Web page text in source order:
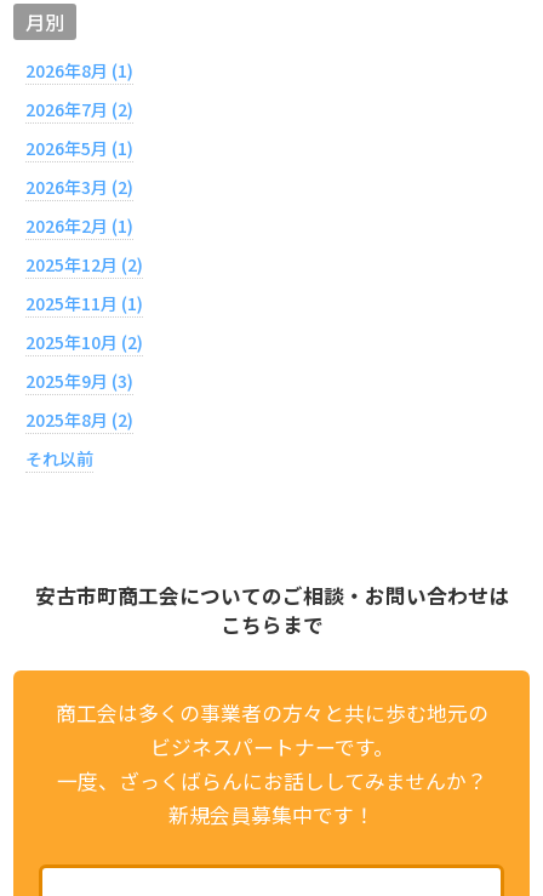
月別
2026年8月 (1)
2026年7月 (2)
2026年5月 (1)
2026年3月 (2)
2026年2月 (1)
2025年12月 (2)
2025年11月 (1)
2025年10月 (2)
2025年9月 (3)
2025年8月 (2)
それ以前
安古市町商工会についてのご相談・お問い合わせは
こちらまで
商工会は多くの事業者の方々と共に歩む地元の
ビジネスパートナーです。
一度、ざっくばらんにお話ししてみませんか？
新規会員募集中です！